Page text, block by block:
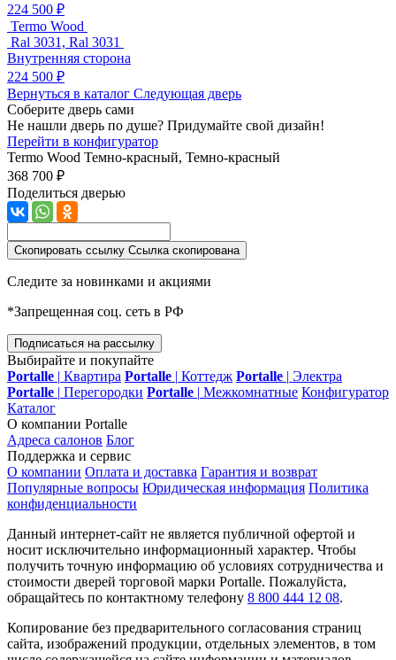
224 500 ₽
Termo Wood
Ral 3031, Ral 3031
Внутренняя сторона
224 500 ₽
Вернуться в каталог Следующая дверь
Соберите дверь сами
Не нашли дверь по душе? Придумайте свой дизайн!
Перейти в конфигуратор
Termo Wood Темно-красный, Темно-красный
368 700 ₽
Поделиться дверью
Скопировать ссылку Ссылка скопирована
Следите за новинками и акциями
*Запрещенная соц. сеть в РФ
Подписаться на рассылку
Выбирайте и покупайте
Portalle | Квартира Portalle | Коттедж Portalle | Электра
Portalle | Перегородки Portalle | Межкомнатные Конфигуратор
Каталог
О компании Portalle
Адреса салонов Блог
Поддержка и сервис
О компании Оплата и доставка Гарантия и возврат
Популярные вопросы Юридическая информация Политика
конфиденциальности
Данный интернет-сайт не является публичной офертой и
носит исключительно информационный характер. Чтобы
получить точную информацию об условиях сотрудничества и
стоимости дверей торговой марки Portalle. Пожалуйста,
обращайтесь по контактному телефону 8 800 444 12 08.
Копирование без предварительного согласования страниц
сайта, изображений продукции, отдельных элементов, в том